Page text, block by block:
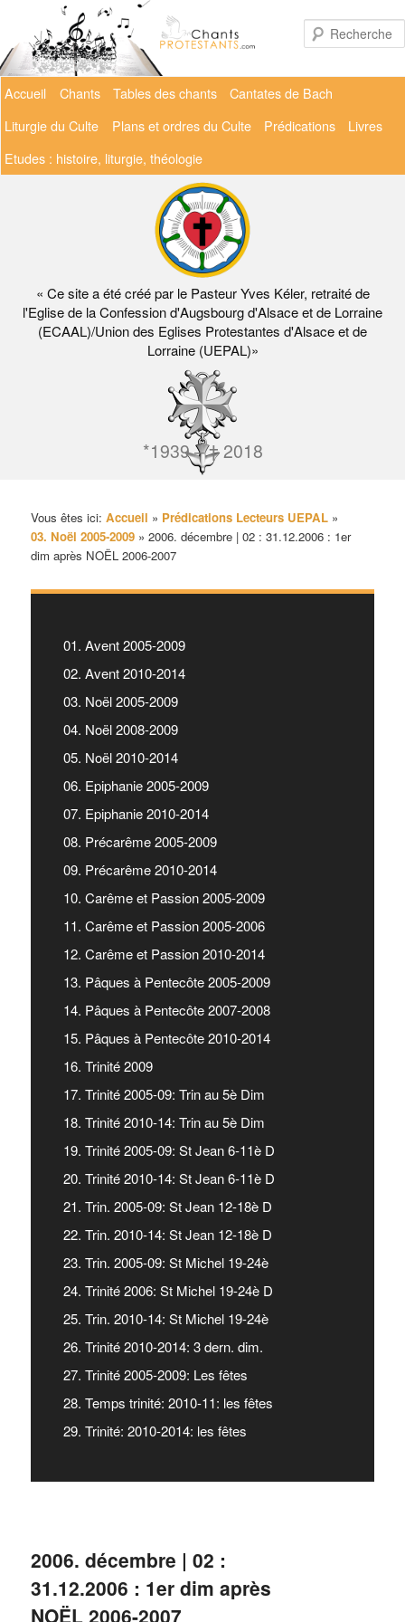
contenu
principal
« Ce site a été créé par le Pasteur Yves Kéler, retraité de
l'Eglise de la Confession d'Augsbourg d'Alsace et de Lorraine
(ECAAL)/Union des Eglises Protestantes d'Alsace et de
Lorraine (UEPAL)»
*1939 – † 2018
Menu
Accueil Chants Tables des chants
Cantates de Bach
Liturgie du Culte
Plans et ordres du Culte Prédications
Livres
Etudes : histoire, liturgie, théologie
2006. décembre | 02 :
31.12.2006 : 1er dim après
NOËL 2006-2007
Vous êtes ici:Accueil » Prédications Lecteurs UEPAL »
03. Noël 2005-2009 »2006. décembre | 02 : 31.12.2006 : 1er
dim après NOËL 2006-2007
01. Avent 2005-2009
02. Avent 2010-2014
03. Noël 2005-2009
04. Noël 2008-2009
05. Noël 2010-2014
06. Epiphanie 2005-2009
07. Epiphanie 2010-2014
08. Précarême 2005-2009
09. Précarême 2010-2014
10. Carême et Passion 2005-2009
11. Carême et Passion 2005-2006
12. Carême et Passion 2010-2014
13. Pâques à Pentecôte 2005-2009
14. Pâques à Pentecôte 2007-2008
15. Pâques à Pentecôte 2010-2014
16. Trinité 2009
17. Trinité 2005-09: Trin au 5è Dim
18. Trinité 2010-14: Trin au 5è Dim
19. Trinité 2005-09: St Jean 6-11è D
20. Trinité 2010-14: St Jean 6-11è D
21. Trin. 2005-09: St Jean 12-18è D
22. Trin. 2010-14: St Jean 12-18è D
23. Trin. 2005-09: St Michel 19-24è
24. Trinité 2006: St Michel 19-24è D
25. Trin. 2010-14: St Michel 19-24è
26. Trinité 2010-2014: 3 dern. dim.
27. Trinité 2005-2009: Les fêtes
28. Temps trinité: 2010-11: les fêtes
29. Trinité: 2010-2014: les fêtes